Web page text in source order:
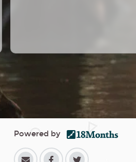
Powered by